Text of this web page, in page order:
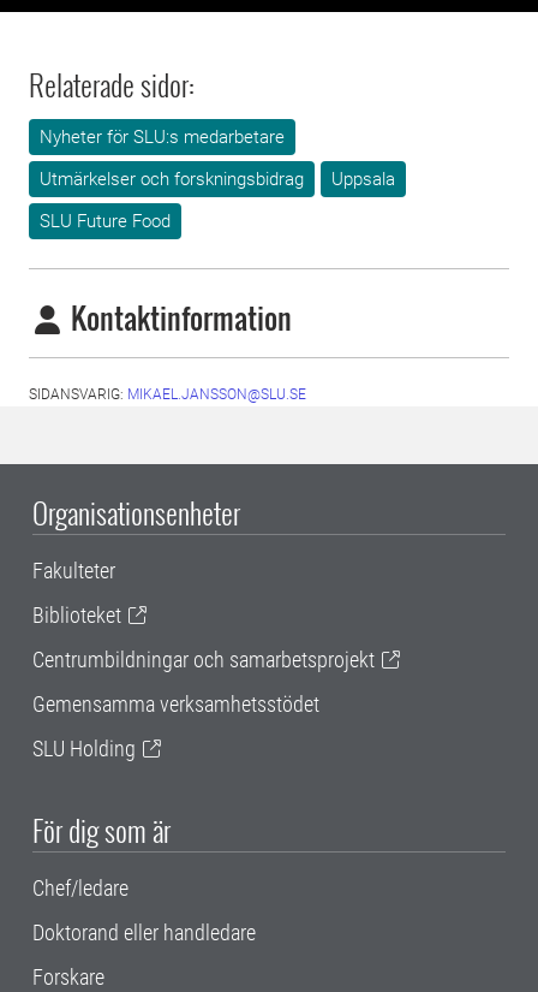
Relaterade sidor:
Nyheter för SLU:s medarbetare
Utmärkelser och forskningsbidrag
Uppsala
SLU Future Food
Kontaktinformation
SIDANSVARIG: MIKAEL.JANSSON@SLU.SE
Organisationsenheter
Fakulteter
Biblioteket
Centrumbildningar och samarbetsprojekt
Gemensamma verksamhetsstödet
SLU Holding
För dig som är
Chef/ledare
Doktorand eller handledare
Forskare